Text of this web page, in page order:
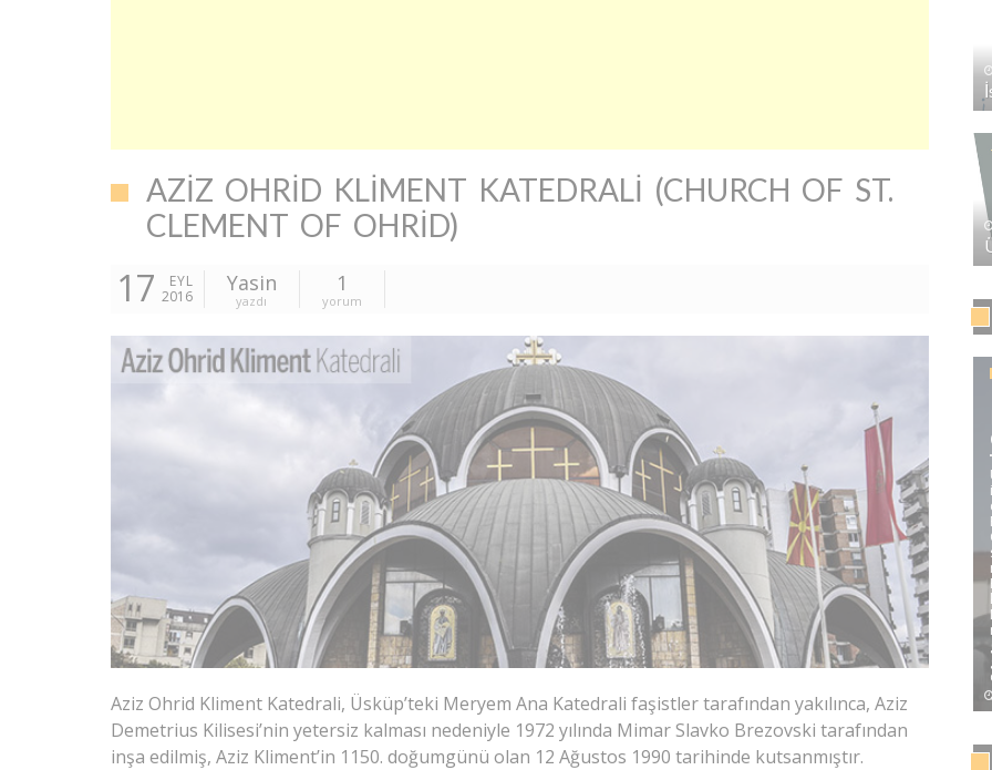
AZIZ OHRID KLIMENT KATEDRALI (CHURCH OF ST.
CLEMENT OF OHRID)
17
EYL
2016
Yasin
yazdı
1
yorum
Aziz Ohrid Kliment Katedrali, Üsküp’teki Meryem Ana Katedrali faşistler tarafından yakılınca, Aziz
Demetrius Kilisesi’nin yetersiz kalması nedeniyle 1972 yılında Mimar Slavko Brezovski tarafından
inşa edilmiş, Aziz Kliment’in 1150. doğumgünü olan 12 Ağustos 1990 tarihinde kutsanmıştır.